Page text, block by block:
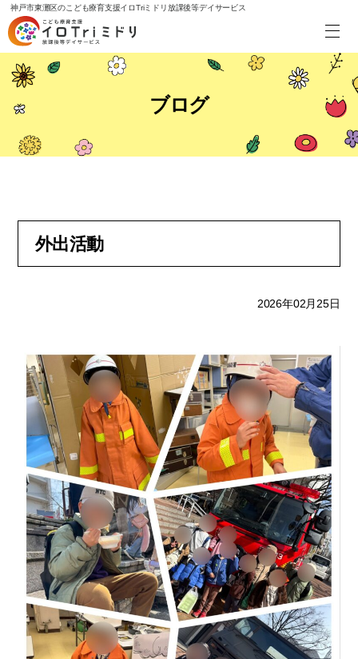
神戸市東灘区のこども療育支援イロTriミドリ放課後等デイサービス
ブログ
外出活動
2026年02月25日